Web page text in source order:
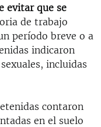
evitar que se
de trabajo
período breve o a
indicaron
incluidas
contaron
en el suelo